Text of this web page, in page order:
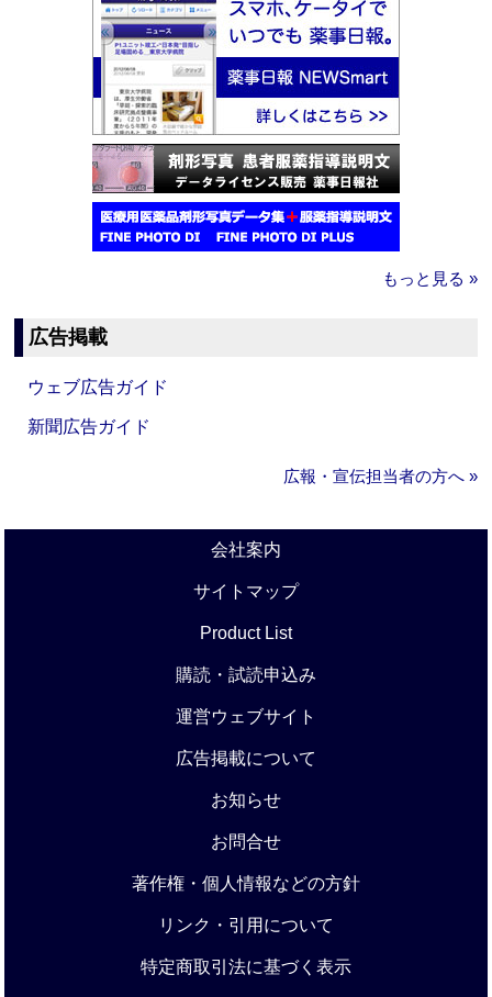
もっと見る »
広告掲載
ウェブ広告ガイド
新聞広告ガイド
広報・宣伝担当者の方へ »
会社案内
サイトマップ
Product List
購読・試読申込み
運営ウェブサイト
広告掲載について
お知らせ
お問合せ
著作権・個人情報などの方針
リンク・引用について
特定商取引法に基づく表示